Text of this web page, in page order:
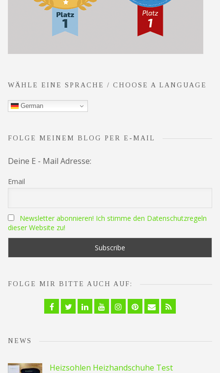
WÄHLE EINE SPRACHE / CHOOSE A LANGUAGE
German
FOLGE MEINEM BLOG PER E-MAIL
Deine E - Mail Adresse:
Email
Newsletter abonnieren! Ich stimme den Datenschutzregeln
dieser Website zu!
FOLGE MIR BITTE AUCH AUF:
Facebook
TwitterLinkedinYouTubeInstagram
PinterestEmailRSS
NEWS
Heizsohlen Heizhandschuhe Test